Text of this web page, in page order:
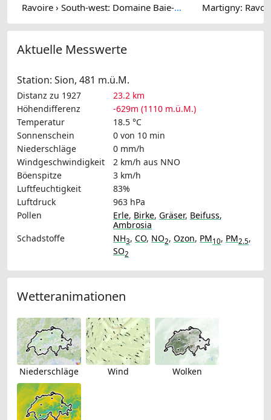
Ravoire › South-west: Domaine Baie-Attitude - Lac de Bovine - Pointe Ronde Martigny:
Aktuelle Messwerte
Station: Sion, 481 m.ü.M.
Distanz zu 1927
23.2 km
Höhendifferenz
-629m (1110 m.ü.M.)
Temperatur
18.5 °C
Sonnenschein
0 von 10 min
Niederschläge
0 mm/h
Windgeschwindigkeit
2 km/h aus NNO
Böenspitze
3 km/h
Luftfeuchtigkeit
83%
Luftdruck
963 hPa
Pollen
Erle, Birke, Gräser, Beifuss,
Ambrosia
Schadstoffe
NH3, CO, NO2, Ozon, PM10, PM2.5,
SO2
Wetteranimationen
Niederschläge Wind Wolken